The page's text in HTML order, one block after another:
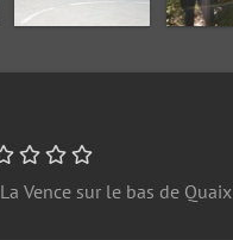
La Vence sur le bas de Quaix